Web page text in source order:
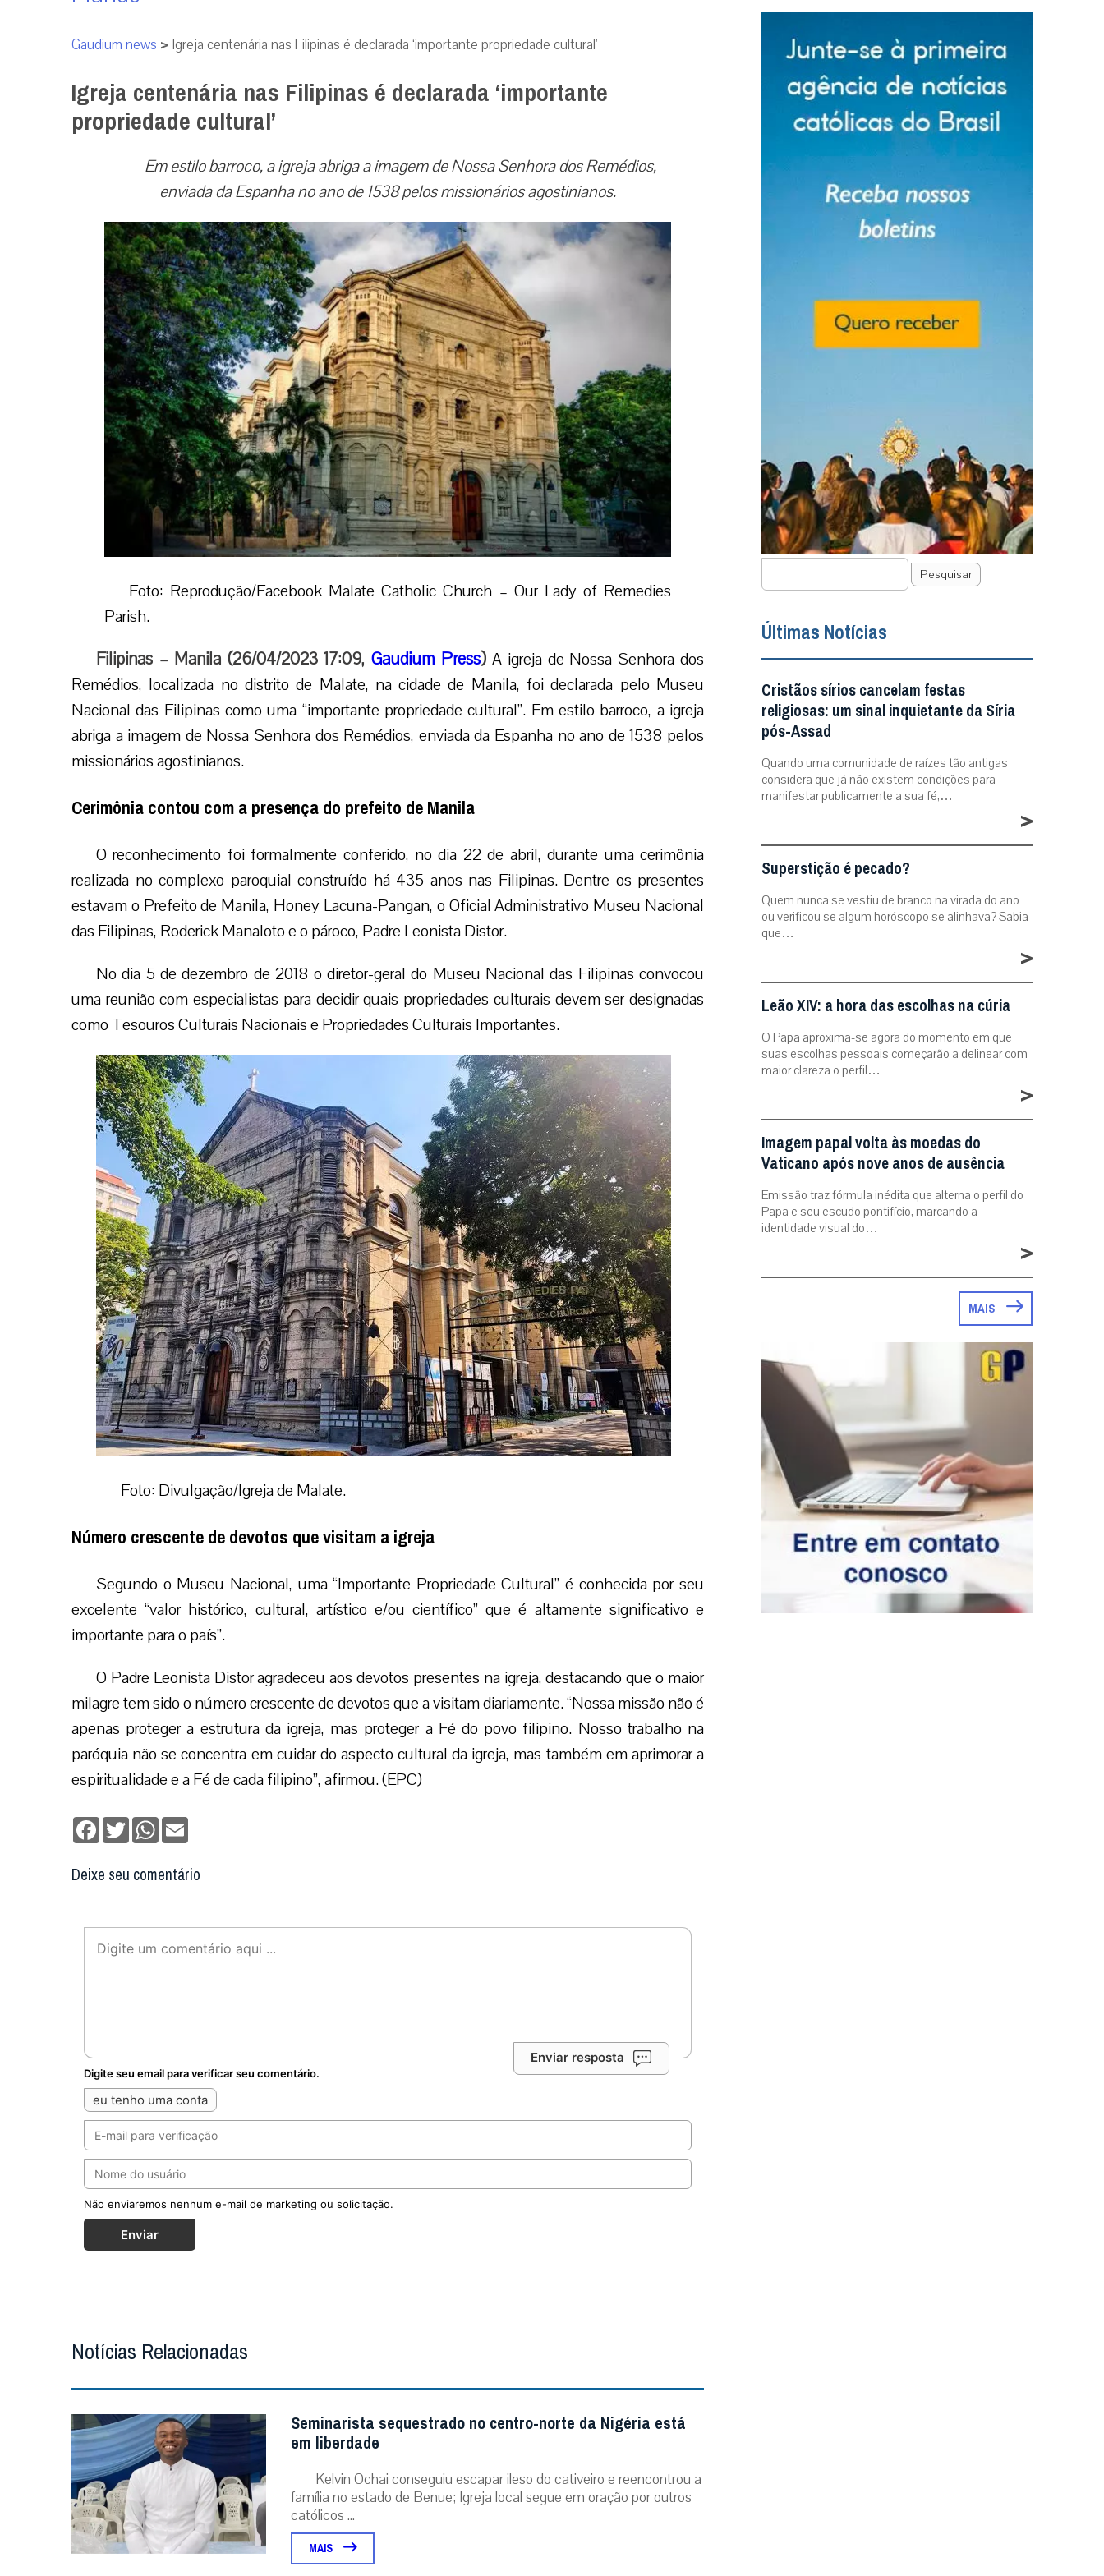
Gaudium news > Igreja centenária nas Filipinas é declarada ‘importante propriedade cultural’
Igreja centenária nas Filipinas é declarada ‘importante
propriedade cultural’
Em estilo barroco, a igreja abriga a imagem de Nossa Senhora dos Remédios,
enviada da Espanha no ano de 1538 pelos missionários agostinianos.
Foto: Reprodução/Facebook Malate Catholic Church – Our Lady of Remedies
Parish.
Filipinas – Manila (26/04/2023 17:09,Gaudium Press) A igreja de Nossa Senhora dos
Remédios, localizada no distrito de Malate, na cidade de Manila, foi declarada pelo Museu
Nacional das Filipinas como uma “importante propriedade cultural”. Em estilo barroco, a igreja
abriga a imagem de Nossa Senhora dos Remédios, enviada da Espanha no ano de 1538 pelos
missionários agostinianos.
Cerimônia contou com a presença do prefeito de Manila
O reconhecimento foi formalmente conferido, no dia 22 de abril, durante uma cerimônia
realizada no complexo paroquial construído há 435 anos nas Filipinas. Dentre os presentes
estavam o Prefeito de Manila, Honey Lacuna-Pangan, o Oficial Administrativo Museu Nacional
das Filipinas, Roderick Manaloto e o pároco, Padre Leonista Distor.
No dia 5 de dezembro de 2018 o diretor-geral do Museu Nacional das Filipinas convocou
uma reunião com especialistas para decidir quais propriedades culturais devem ser designadas
como Tesouros Culturais Nacionais e Propriedades Culturais Importantes.
Foto: Divulgação/Igreja de Malate.
Número crescente de devotos que visitam a igreja
Segundo o Museu Nacional, uma “Importante Propriedade Cultural” é conhecida por seu
excelente “valor histórico, cultural, artístico e/ou científico” que é altamente significativo e
importante para o país”.
O Padre Leonista Distor agradeceu aos devotos presentes na igreja, destacando que o maior
milagre tem sido o número crescente de devotos que a visitam diariamente. “Nossa missão não é
apenas proteger a estrutura da igreja, mas proteger a Fé do povo filipino. Nosso trabalho na
paróquia não se concentra em cuidar do aspecto cultural da igreja, mas também em aprimorar a
espiritualidade e a Fé de cada filipino”, afirmou. (EPC)
Facebook
TwitterWhatsApp
Deixe seu comentário
Enviar resposta
Digite seu email para verificar seu comentário.
eu tenho uma conta
Não enviaremos nenhum e-mail de marketing ou solicitação.
Enviar
Notícias Relacionadas
Seminarista sequestrado no centro-norte da Nigéria está
em liberdade
Kelvin Ochai conseguiu escapar ileso do cativeiro e reencontrou a
família no estado de Benue; Igreja local segue em oração por outros
católicos ...
MAIS
Pesquisar
Últimas Notícias
Cristãos sírios cancelam festas
religiosas: um sinal inquietante da Síria
pós-Assad
Quando uma comunidade de raízes tão antigas
considera que já não existem condições para
manifestar publicamente a sua fé,…
>
Superstição é pecado?
Quem nunca se vestiu de branco na virada do ano
ou verificou se algum horóscopo se alinhava? Sabia
que…
>
Leão XIV: a hora das escolhas na cúria
O Papa aproxima-se agora do momento em que
suas escolhas pessoais começarão a delinear com
maior clareza o perfil…
>
Imagem papal volta às moedas do
Vaticano após nove anos de ausência
Emissão traz fórmula inédita que alterna o perfil do
Papa e seu escudo pontifício, marcando a
identidade visual do…
>
MAIS